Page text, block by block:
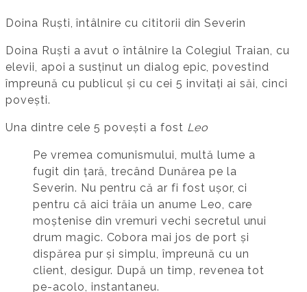
Doina Ruști, întâlnire cu cititorii din Severin
Doina Ruști a avut o întâlnire la Colegiul Traian, cu
elevii, apoi a susținut un dialog epic, povestind
împreună cu publicul și cu cei 5 invitați ai săi, cinci
povești.
Una dintre cele 5 povești a fost Leo
Pe vremea comunismului, multă lume a
fugit din țară, trecând Dunărea pe la
Severin. Nu pentru că ar fi fost ușor, ci
pentru că aici trăia un anume Leo, care
moștenise din vremuri vechi secretul unui
drum magic. Cobora mai jos de port și
dispărea pur și simplu, împreună cu un
client, desigur. După un timp, revenea tot
pe-acolo, instantaneu.